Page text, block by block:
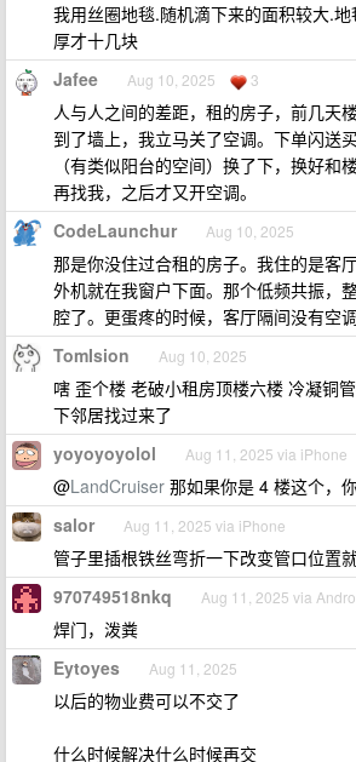
我用丝圈地毯.随机滴下来的面积较大.
厚才十几块
Jafee Aug 10, 2025 3
人与人之间的差距，租的房子，前几天
到了墙上，我立马关了空调。下单闪送
（有类似阳台的空间）换了下，换好和
再找我，之后才又开空调。
CodeLaunchur Aug 10, 2025
那是你没住过合租的房子。我住的是客
外机就在我窗户下面。那个低频共振，
腔了。更蛋疼的时候，客厅隔间没有空
TomIsion Aug 10, 2025
嗐 歪个楼 老破小租房顶楼六楼 冷凝铜
下邻居找过来了
yoyoyoyolol Aug 11, 2025 via iPhone
@LandCruiser 那如果你是 4 楼这个，
salor Aug 11, 2025 via iPhone
管子里插根铁丝弯折一下改变管口位置
970749518nkq Aug 11, 2025 via
焊门，泼粪
Eytoyes Aug 11, 2025
以后的物业费可以不交了
什么时候解决什么时候再交